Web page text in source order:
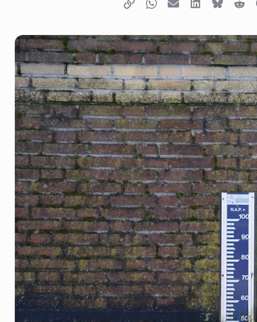
Copy linkWhatsappEmail LinkedInBluesky